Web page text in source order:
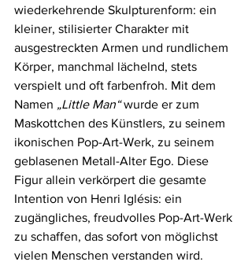
wiederkehrende Skulpturenform: ein
kleiner, stilisierter Charakter mit
ausgestreckten Armen und rundlichem
Körper, manchmal lächelnd, stets
verspielt und oft farbenfroh. Mit dem
Namen „Little Man“ wurde er zum
Maskottchen des Künstlers, zu seinem
ikonischen Pop-Art-Werk, zu seinem
geblasenen Metall-Alter Ego. Diese
Figur allein verkörpert die gesamte
Intention von Henri Iglésis: ein
zugängliches, freudvolles Pop-Art-Werk
zu schaffen, das sofort von möglichst
vielen Menschen verstanden wird.